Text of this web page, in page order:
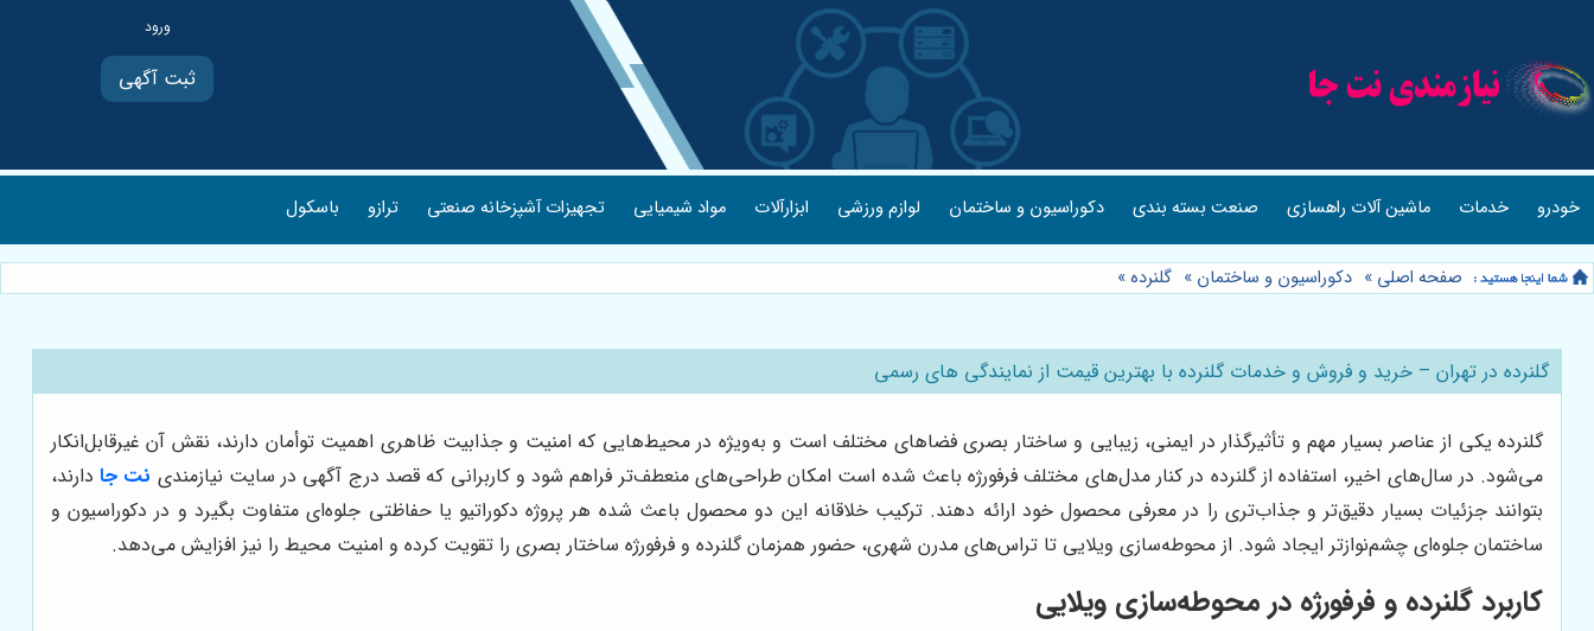
ثبت آگهی
خودرو خدمات ماشین آلات راهسازی صنعت بسته بندی دکوراسیون و ساختمان لوازم ورزشی ابزارآلات مواد شیمیایی تجهیزات آشپزخانه صنعتی ترازو باسکول
صفحه اصلی » دکوراسیون و ساختمان » گلنرده»
گلنرده در تهران – خرید و فروش و خدمات گلنرده با بهترین قیمت از نمایندگی های رسمی
گلنرده یکی از عناصر بسیار مهم و تأثیرگذار در ایمنی، زیبایی و ساختار بصری فضاهای مختلف است و به‌ویژه در محیط‌هایی که امنیت و جذابیت ظاهری اهمیت توأمان دارند، نقش آن غیرقابل‌انکار
می‌شود. در سال‌های اخیر، استفاده از گلنرده در کنار مدل‌های مختلف فرفورژه باعث شده است امکان طراحی‌های منعطف‌تر فراهم شود و کاربرانی که قصد درج آگهی در سایت نیازمندی نت جادارند،
بتوانند جزئیات بسیار دقیق‌تر و جذاب‌تری را در معرفی محصول خود ارائه دهند. ترکیب خلاقانه این دو محصول باعث شده هر پروژه دکوراتیو یا حفاظتی جلوه‌ای متفاوت بگیرد و در دکوراسیون و
ساختمان جلوه‌ای چشم‌نوازتر ایجاد شود. از محوطه‌سازی ویلایی تا تراس‌های مدرن شهری، حضور همزمان گلنرده و فرفورژه ساختار بصری را تقویت کرده و امنیت محیط را نیز افزایش می‌دهد.
کاربرد گلنرده و فرفورژه در محوطه‌سازی ویلایی